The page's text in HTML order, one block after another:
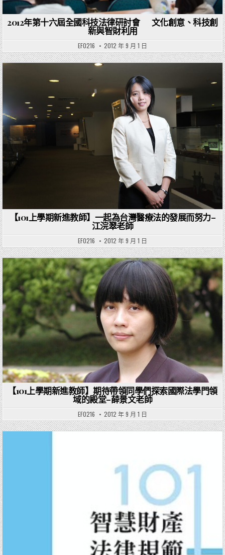
2012年第十六屆全國科技法律研討會 文化創意、科技創
新與智財利用
EF0216 2012 年 9 月 1 日
【101上學期新進教師】一起為台灣醫療法的發展而努力–
江浣翠老師
EF0216 2012 年 9 月 1 日
Posted in
【101上學期新進教師】期待帶領同學們探索國際法學門領
域的殿堂–薛景文老師
EF0216 2012 年 9 月 1 日